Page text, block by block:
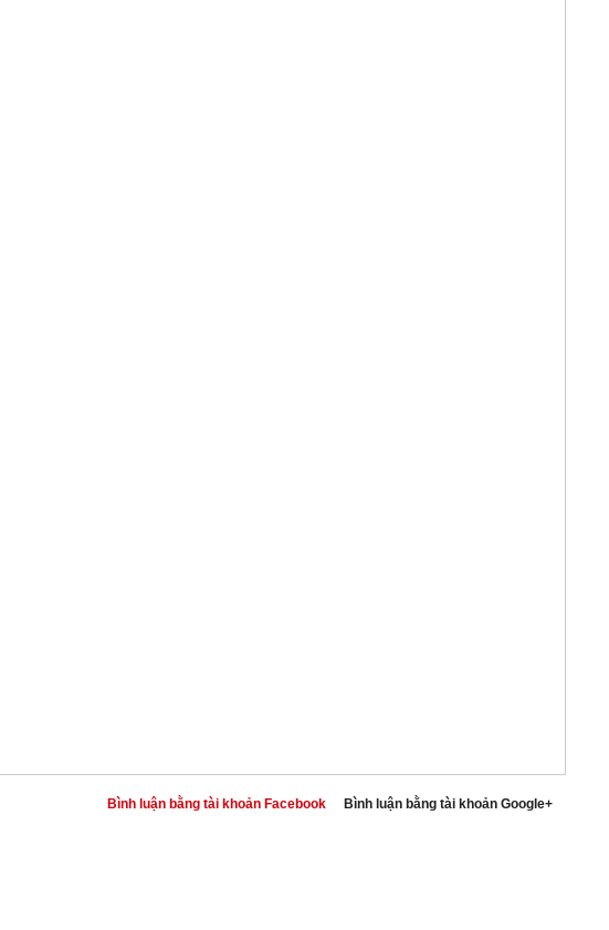
Bình luận bằng tài khoản Facebook Bình luận bằng tài khoản Google+